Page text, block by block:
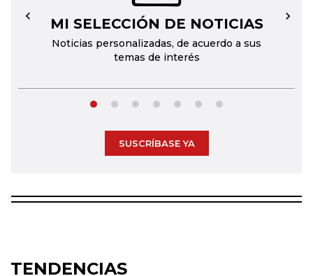
MI SELECCIÓN DE NOTICIAS
Noticias personalizadas, de acuerdo a sus
temas de interés
← →
SUSCRÍBASE YA
TENDENCIAS